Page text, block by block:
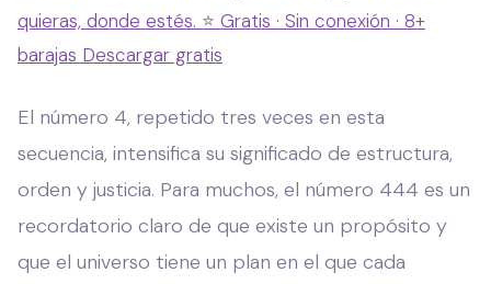
quieras, donde estés. ⭐ Gratis · Sin conexión · 8+
barajas Descargar gratis
El número 4, repetido tres veces en esta
secuencia, intensifica su significado de estructura,
orden y justicia. Para muchos, el número 444 es un
recordatorio claro de que existe un propósito y
que el universo tiene un plan en el que cada